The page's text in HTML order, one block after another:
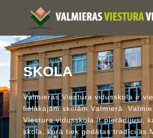
SKOLA
Valmieras Viestura vidusskola ir vie
lielākajām skolām Valmierā Valmie
Viestura vidusskola ir pierādījusi k
skola , kurā tiek godātas tradīcijas